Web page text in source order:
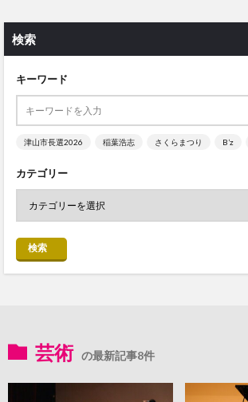
検索
キーワード
津山市長選2026 稲葉浩志 さくらまつり B’z
カテゴリー
検索
芸術 の最新記事8件